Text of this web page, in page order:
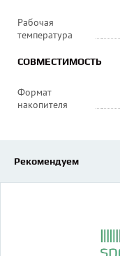
Рабочая
температура
СОВМЕСТИМОСТЬ
Формат
накопителя
Рекомендуем